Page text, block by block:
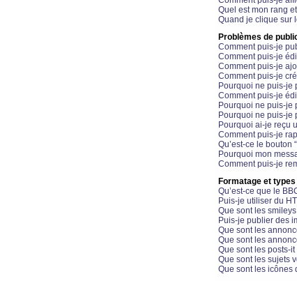
Quel est mon rang
Quand je clique sur
Problèmes de
Comment puis-je
Comment puis-je
Comment puis-je
Comment puis-je
Pourquoi ne puis-je
Comment puis-je
Pourquoi ne puis-je
Pourquoi ne puis-je
Pourquoi ai-je reçu
Comment puis-je
Qu’est-ce le bouton
Pourquoi mon
Comment puis-je
Formatage et
Qu’est-ce que le
Puis-je utiliser du
Que sont les
Puis-je publier des
Que sont les
Que sont les
Que sont les posts-it
Que sont les sujets
Que sont les icônes